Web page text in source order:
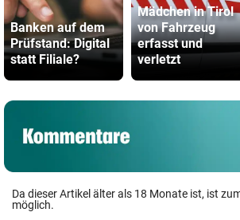
Banken auf dem
Prüfstand: Digital
statt Filiale?
Mädchen in Tirol
von Fahrzeug
erfasst und
verletzt
Da dieser Artikel älter als 18 Monate ist, ist
möglich.